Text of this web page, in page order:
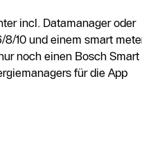
incl. Datamanager oder
10 und einem smart
noch einen Bosch Smart
für die App